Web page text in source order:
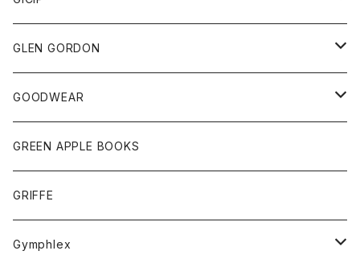
ネクタイ
チーフ
トップス
シャツ
タンクトップ
ボトム
ショートパンツ
スカート
レディース
スカート
Tシャツ
サンダル
トップス
Tシャツ
GLEN GORDON
グッズ
手袋
GOODWEAR
トップス
Tシャツ
GREEN APPLE BOOKS
GRIFFE
Gymphlex